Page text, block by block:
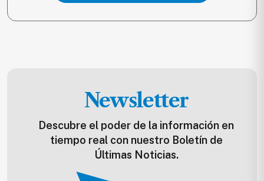
Newsletter
Descubre el poder de la información en
tiempo real con nuestro Boletín de
Últimas Noticias.